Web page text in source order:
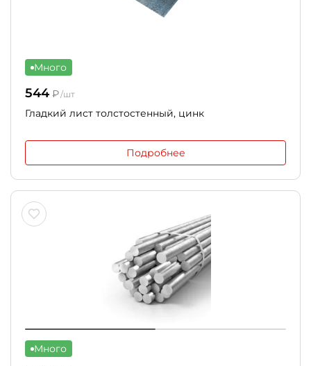
Много
544 ₽/шт
Гладкий лист толстостенный, цинк
Подробнее
Много